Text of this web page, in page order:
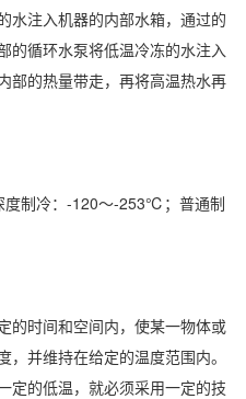
水注入机器的内部水箱，通过的
的循环水泵将低温冷冻的水注入
部的热量带走，再将高温热水再
制冷：-120～-253℃；普通制
的时间和空间内，使某一物体或
并维持在给定的温度范围内。
定的低温，就必须采用一定的技